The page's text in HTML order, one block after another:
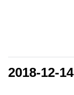
2018-12-14